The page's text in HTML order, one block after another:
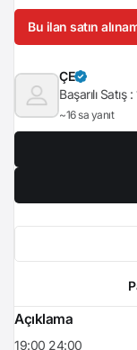
Bu ilan satın
ÇE
Başarılı Satış :
~16 sa yanıt
Açıklama
19:00 24:00